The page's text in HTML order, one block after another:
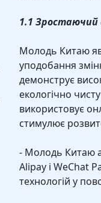
1.1
Молодь Китаю
уподобання
демонструє
екологічно
використовує
стимулює
- Молодь Китаю
Alipay і WeChat
технологій у